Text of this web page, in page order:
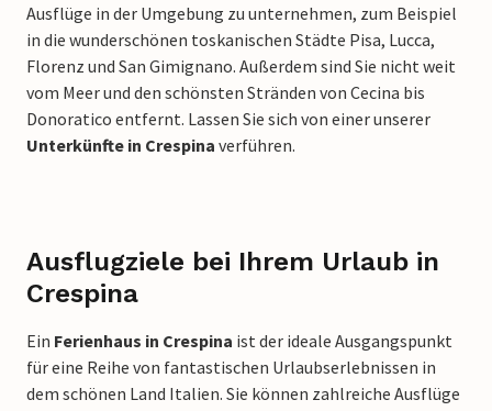
Ausflüge in der Umgebung zu unternehmen, zum Beispiel
in die wunderschönen toskanischen Städte Pisa, Lucca,
Florenz und San Gimignano. Außerdem sind Sie nicht weit
vom Meer und den schönsten Stränden von Cecina bis
Donoratico entfernt. Lassen Sie sich von einer unserer
Unterkünfte in Crespina verführen.
Ausflugziele bei Ihrem Urlaub in
Crespina
Ein Ferienhaus in Crespina ist der ideale Ausgangspunkt
für eine Reihe von fantastischen Urlaubserlebnissen in
dem schönen Land Italien. Sie können zahlreiche Ausflüge